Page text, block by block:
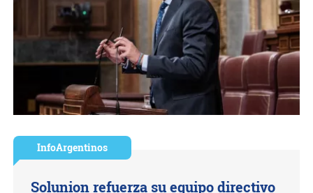
InfoArgentinos
Solunion refuerza su equipo directivo